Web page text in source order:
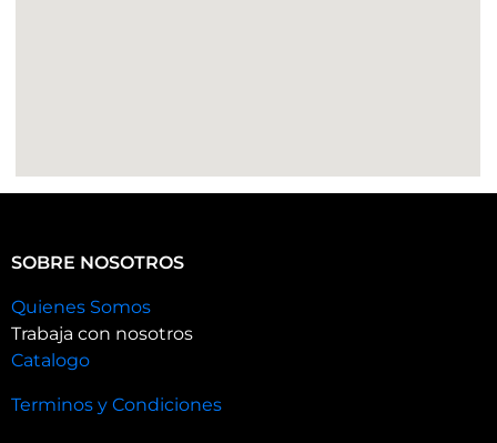
SOBRE NOSOTROS
Quienes Somos
Trabaja con nosotros
Catalogo
Terminos y Condiciones